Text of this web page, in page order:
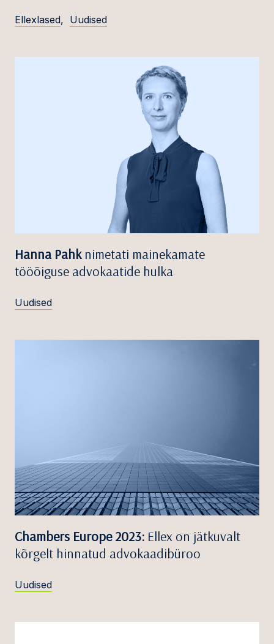
Ellexlased, Uudised
Hanna Pahknimetati mainekamate
tööõiguse advokaatide hulka
Uudised
Chambers Europe 2023: Ellex on jätkuvalt
kõrgelt hinnatud advokaadibüroo
Uudised